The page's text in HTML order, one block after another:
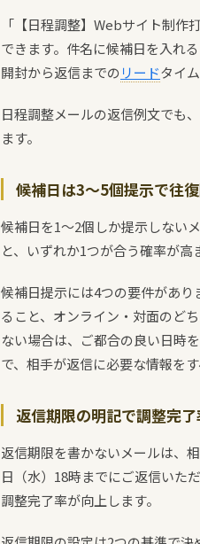
「【日程調整】Webサイト制
できます。件名に候補日を入れ
開封から返信までの リードタイ
日程調整メールの返信例文でも
ます。
候補日は3〜5個提示で往
候補日を1〜2個しか提示しない
と、いずれか1つが合う確率が高
候補日提示には4つの要件があり
ること、オンライン・対面のど
ない場合は、ご都合の良い日時
で、相手が返信に必要な情報を
返信期限の明記で調整完
返信期限を書かないメールは、
日（水）18時までにご返信いた
調整完了率が向上します。